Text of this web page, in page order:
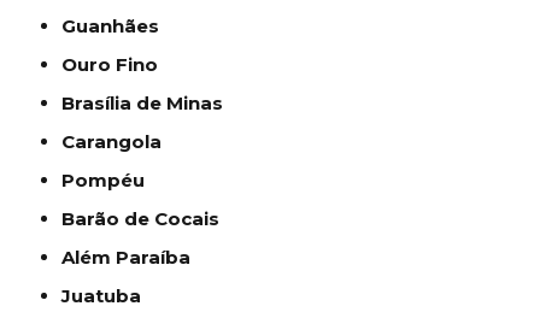
Guanhães
Ouro Fino
Brasília de Minas
Carangola
Pompéu
Barão de Cocais
Além Paraíba
Juatuba